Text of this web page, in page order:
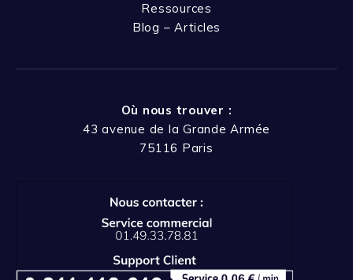
Ressources
Blog – Articles
Où nous trouver :
43 avenue de la Grande Armée
75116 Paris